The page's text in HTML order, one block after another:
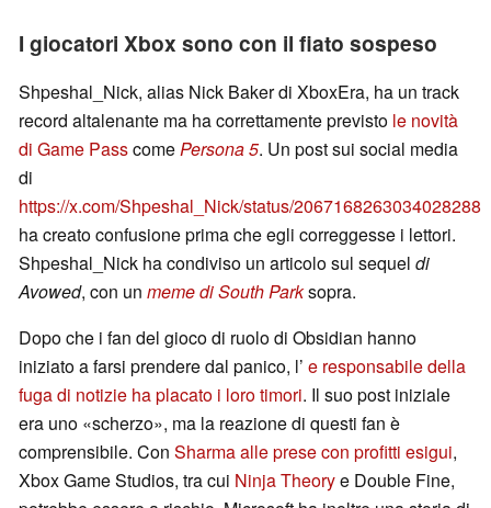
I giocatori Xbox sono con il fiato sospeso
Shpeshal_Nick, alias Nick Baker di XboxEra, ha un track
record altalenante ma ha correttamente previsto le novità
di Game PasscomePersona 5. Un post sui social media
di
https://x.com/Shpeshal_Nick/status/2067168263034028288
ha creato confusione prima che egli correggesse i lettori.
Shpeshal_Nick ha condiviso un articolo sul sequel di
Avowed, con un meme di South Parksopra.
Dopo che i fan del gioco di ruolo di Obsidian hanno
iniziato a farsi prendere dal panico, l’ e responsabile della
fuga di notizie ha placato i loro timori. Il suo post iniziale
era uno «scherzo», ma la reazione di questi fan è
comprensibile. Con Sharma alle prese con profitti esigui,
Xbox Game Studios, tra cui Ninja Theorye Double Fine,